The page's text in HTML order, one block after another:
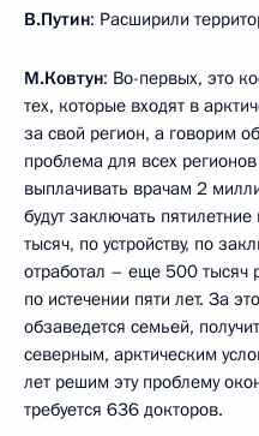
В.Путин: Расширили
М.Ковтун: Во-первых, это
тех, которые входят в
за свой регион, а говорим
проблема для всех
выплачивать врачам 2
будут заключать
тысяч, по устройству, по
отработал – еще 500 тысяч
по истечении пяти лет. За
обзаведется семьей,
северным, арктическим
лет решим эту проблему
требуется 636 докторов.